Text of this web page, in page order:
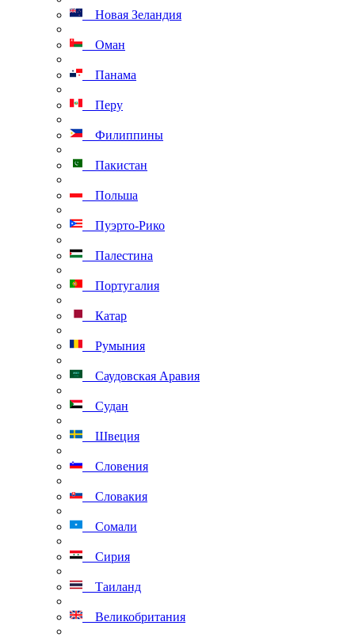
Новая Зеландия
Оман
Панама
Перу
Филиппины
Пакистан
Польша
Пуэрто-Рико
Палестина
Португалия
Катар
Румыния
Саудовская Аравия
Судан
Швеция
Словения
Словакия
Сомали
Сирия
Таиланд
Великобритания